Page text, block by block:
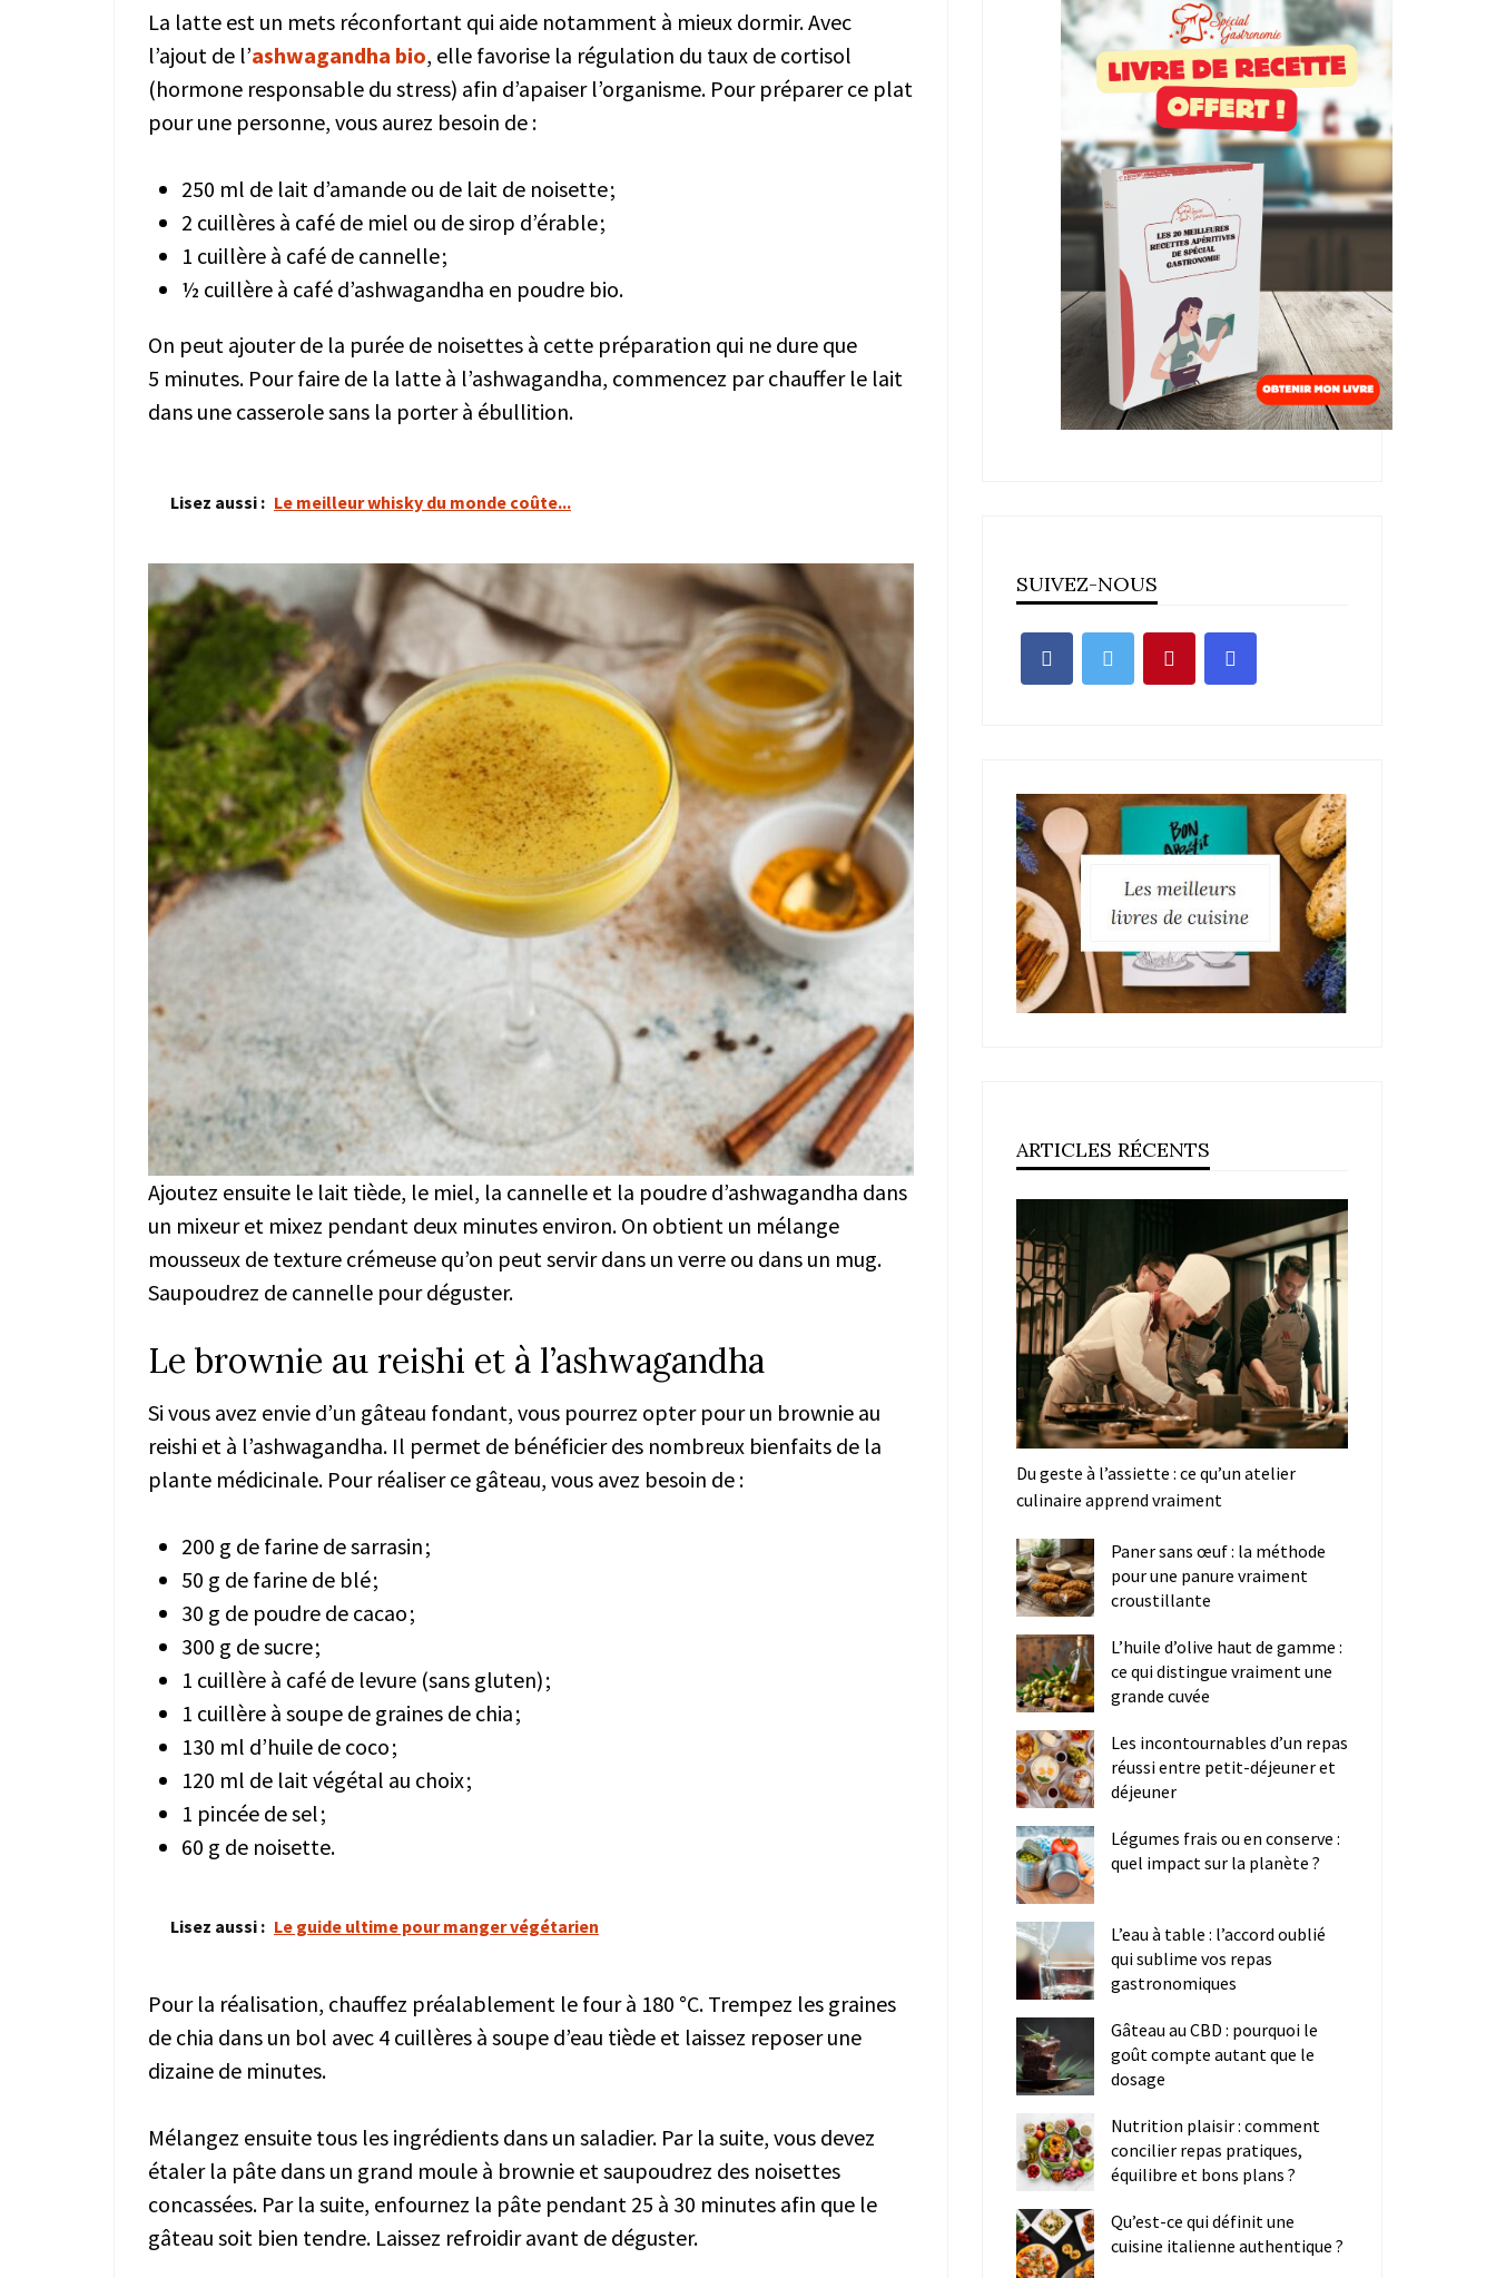
La latte est un mets réconfortant qui aide notamment à mieux dormir. Avec
l’ajout de l’ashwagandha bio, elle favorise la régulation du taux de cortisol
(hormone responsable du stress) afin d’apaiser l’organisme. Pour préparer ce plat
pour une personne, vous aurez besoin de :
250 ml de lait d’amande ou de lait de noisette ;
2 cuillères à café de miel ou de sirop d’érable ;
1 cuillère à café de cannelle ;
½ cuillère à café d’ashwagandha en poudre bio.
On peut ajouter de la purée de noisettes à cette préparation qui ne dure que
5 minutes. Pour faire de la latte à l’ashwagandha, commencez par chauffer le lait
dans une casserole sans la porter à ébullition.
Lisez aussi : Le meilleur whisky du monde coûte...
Ajoutez ensuite le lait tiède, le miel, la cannelle et la poudre d’ashwagandha dans
un mixeur et mixez pendant deux minutes environ. On obtient un mélange
mousseux de texture crémeuse qu’on peut servir dans un verre ou dans un mug.
Saupoudrez de cannelle pour déguster.
Le brownie au reishi et à l’ashwagandha
Si vous avez envie d’un gâteau fondant, vous pourrez opter pour un brownie au
reishi et à l’ashwagandha. Il permet de bénéficier des nombreux bienfaits de la
plante médicinale. Pour réaliser ce gâteau, vous avez besoin de :
200 g de farine de sarrasin ;
50 g de farine de blé ;
30 g de poudre de cacao ;
300 g de sucre ;
1 cuillère à café de levure (sans gluten) ;
1 cuillère à soupe de graines de chia ;
130 ml d’huile de coco ;
120 ml de lait végétal au choix ;
1 pincée de sel ;
60 g de noisette.
Lisez aussi : Le guide ultime pour manger végétarien
Pour la réalisation, chauffez préalablement le four à 180 °C. Trempez les graines
de chia dans un bol avec 4 cuillères à soupe d’eau tiède et laissez reposer une
dizaine de minutes.
Mélangez ensuite tous les ingrédients dans un saladier. Par la suite, vous devez
étaler la pâte dans un grand moule à brownie et saupoudrez des noisettes
concassées. Par la suite, enfournez la pâte pendant 25 à 30 minutes afin que le
gâteau soit bien tendre. Laissez refroidir avant de déguster.
SUIVEZ-NOUS
ARTICLES RÉCENTS
Du geste à l’assiette : ce qu’un atelier
culinaire apprend vraiment
Paner sans œuf : la méthode
pour une panure vraiment
croustillante
L’huile d’olive haut de gamme :
ce qui distingue vraiment une
grande cuvée
Les incontournables d’un repas
réussi entre petit-déjeuner et
déjeuner
Légumes frais ou en conserve :
quel impact sur la planète ?
L’eau à table : l’accord oublié
qui sublime vos repas
gastronomiques
Gâteau au CBD : pourquoi le
goût compte autant que le
dosage
Nutrition plaisir : comment
concilier repas pratiques,
équilibre et bons plans ?
Qu’est-ce qui définit une
cuisine italienne authentique ?